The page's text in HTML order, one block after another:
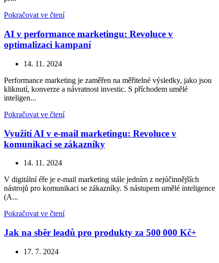
Pokračovat ve čtení
AI v performance marketingu: Revoluce v
optimalizaci kampaní
14. 11. 2024
Performance marketing je zaměřen na měřitelné výsledky, jako jsou
kliknutí, konverze a návratnost investic. S příchodem umělé
inteligen...
Pokračovat ve čtení
Využití AI v e-mail marketingu: Revoluce v
komunikaci se zákazníky
14. 11. 2024
V digitální éře je e-mail marketing stále jedním z nejúčinnějších
nástrojů pro komunikaci se zákazníky. S nástupem umělé inteligence
(A...
Pokračovat ve čtení
Jak na sběr leadů pro produkty za 500 000 Kč+
17. 7. 2024